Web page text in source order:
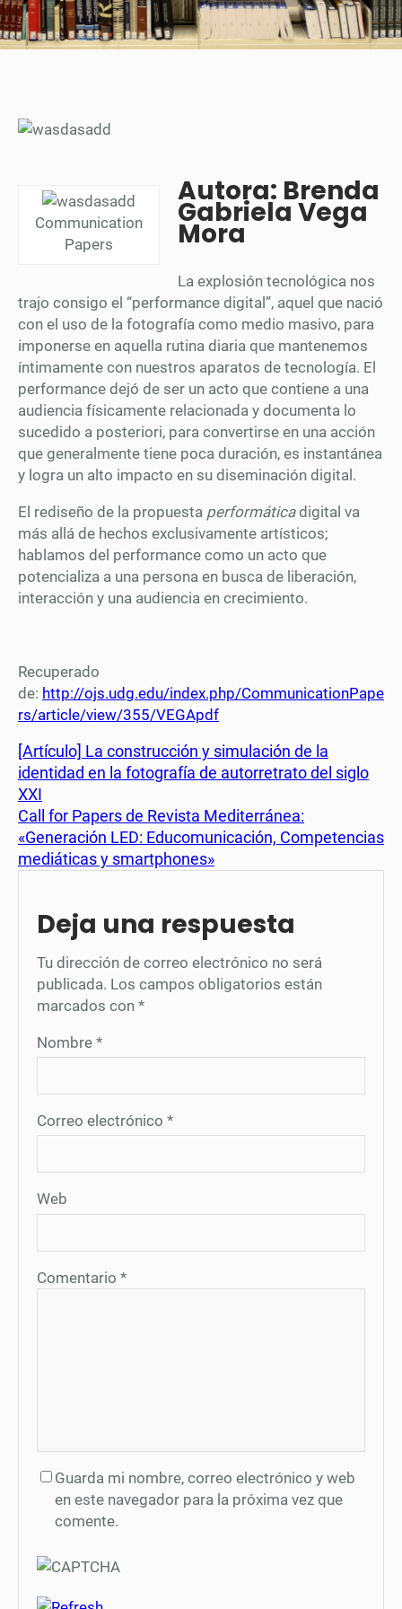
Communication
Papers
Autora: Brenda
Gabriela Vega
Mora
La explosión tecnológica nos
trajo consigo el “performance digital”, aquel que nació
con el uso de la fotografía como medio masivo, para
imponerse en aquella rutina diaria que mantenemos
íntimamente con nuestros aparatos de tecnología. El
performance dejó de ser un acto que contiene a una
audiencia físicamente relacionada y documenta lo
sucedido a posteriori, para convertirse en una acción
que generalmente tiene poca duración, es instantánea
y logra un alto impacto en su diseminación digital.
El rediseño de la propuesta performáticadigital va
más allá de hechos exclusivamente artísticos;
hablamos del performance como un acto que
potencializa a una persona en busca de liberación,
interacción y una audiencia en crecimiento.
Recuperado
de: http://ojs.udg.edu/index.php/CommunicationPape
rs/article/view/355/VEGApdf
[Artículo] La construcción y simulación de la
identidad en la fotografía de autorretrato del siglo
XXI
Call for Papers de Revista Mediterránea:
«Generación LED: Educomunicación, Competencias
mediáticas y smartphones»
Deja una respuesta
Tu dirección de correo electrónico no será
publicada. Los campos obligatorios están
marcados con *
Nombre *
Correo electrónico *
Web
Comentario *
Guarda mi nombre, correo electrónico y web
en este navegador para la próxima vez que
comente.